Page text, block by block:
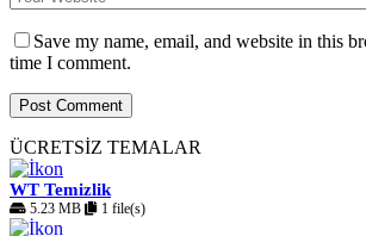
Save my name, email, and website in this
time I comment.
ÜCRETSİZ TEMALAR
WT Temizlik
5.23 MB 1 file(s)